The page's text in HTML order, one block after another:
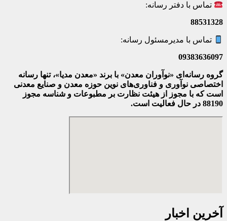
تماس با دفتر رسانه:
88531328
تماس با مدیرمسئول رسانه:
09383636097
گروه رسانه‌ای «نوآوران معدن» با برند «معدن مدیا»، تنها رسانه
اختصاصی نوآوری و فناوری‌های نوین حوزه معدن و صنایع معدنی‌
است که با مجوز از هیئت نظارت بر مطبوعات و شناسه مجوز
88190 در حال فعالیت است.
آخرین اخبار